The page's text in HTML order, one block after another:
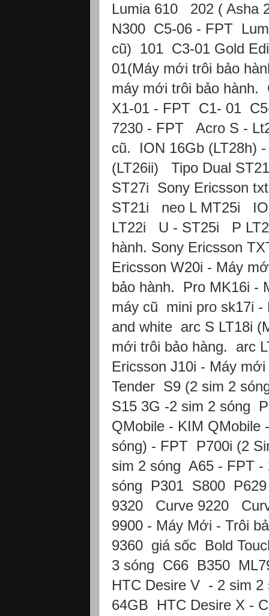
Lumia 610 202 ( Asha
N300 C5-06 - FPT
cũ) 101 C3-01 Gold
01(Máy mới trôi bảo
máy mới trôi bảo
X1-01 - FPT C1- 01
7230 - FPT Acro S -
cũ. ION 16Gb (LT28h)
(LT26ii) Tipo Dual
ST27i Sony Ericsson
ST21i neo L MT25i
LT22i U - ST25i P
hành. Sony Ericsson
Ericsson W20i - Máy
bảo hành. Pro MK16i -
máy cũ mini pro sk17i -
and white arc S LT18i
mới trôi bảo hàng. arc
Ericsson J10i - Máy
Tender S9 (2 sim 2
S15 3G -2 sim 2 sóng
QMobile - KIM
sóng) - FPT P700i (2
sim 2 sóng A65 - FPT
sóng P301 S800
9320 Curve 9220
9900 - Máy Mới - Trôi
9360 giá sốc Bold
3 sóng C66 B350
HTC Desire V - 2 sim
64GB HTC Desire X -